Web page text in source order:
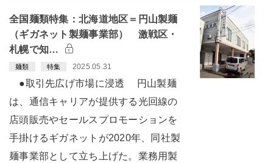
全国麺類特集：北海道地区＝円山製麺
（ギガネット製麺事業部） 激戦区・
札幌で知…
麺類 特集 2025.05.31
●取引先広げ市場に浸透 円山製麺
は、通信キャリアが提供する光回線の
店頭販売やセールスプロモーションを
手掛けるギガネットが2020年、同社製
麺事業部として立ち上げた。業務用製